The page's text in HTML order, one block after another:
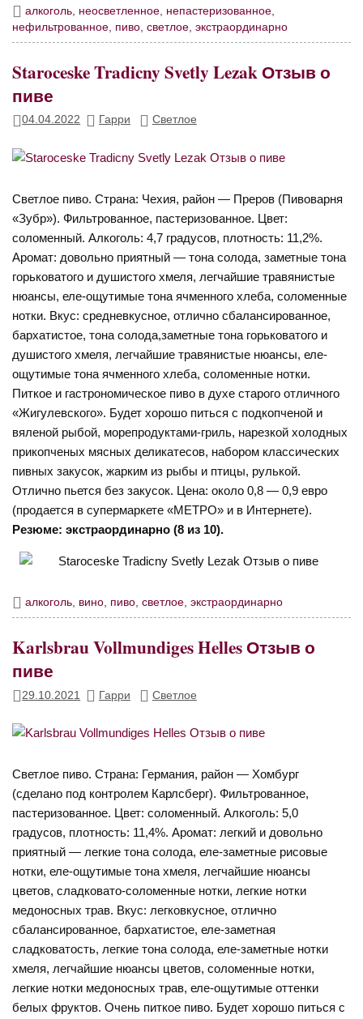
алкоголь неосветленное непастеризованное
нефильтрованное пиво ,светлое ,экстраординарно
Staroceske Tradicny Svetly Lezak Отзыв о
пиве
04.04.2022 Гарри Светлое
Светлое пиво. Страна: Чехия, район — Преров (Пивоварня
«Зубр»). Фильтрованное, пастеризованное. Цвет:
соломенный. Алкоголь: 4,7 градусов, плотность: 11,2%.
Аромат: довольно приятный — тона солода, заметные тона
горьковатого и душистого хмеля, легчайшие травянистые
нюансы, еле-ощутимые тона ячменного хлеба, соломенные
нотки. Вкус: средневкусное, отлично сбалансированное,
бархатистое, тона солода,заметные тона горьковатого и
душистого хмеля, легчайшие травянистые нюансы, еле-
ощутимые тона ячменного хлеба, соломенные нотки.
Питкое и гастрономическое пиво в духе старого отличного
«Жигулевского». Будет хорошо питься с подкопченой и
вяленой рыбой, морепродуктами-гриль, нарезкой холодных
прикопченых мясных деликатесов, набором классических
пивных закусок, жарким из рыбы и птицы, рулькой.
Отлично пьется без закусок. Цена: около 0,8 — 0,9 евро
(продается в супермаркете «МЕТРО» и в Интернете).
Резюме: экстраординарно (8 из 10).
алкоголь вино пиво ,светлое ,экстраординарно
Karlsbrau Vollmundiges Helles Отзыв о
пиве
29.10.2021 Гарри Светлое
Светлое пиво. Страна: Германия, район — Хомбург
(сделано под контролем Карлсберг). Фильтрованное,
пастеризованное. Цвет: соломенный. Алкоголь: 5,0
градусов, плотность: 11,4%. Аромат: легкий и довольно
приятный — легкие тона солода, еле-заметные рисовые
нотки, еле-ощутимые тона хмеля, легчайшие нюансы
цветов, сладковато-соломенные нотки, легкие нотки
медоносных трав. Вкус: легковкусное, отлично
сбалансированное, бархатистое, еле-заметная
сладковатость, легкие тона солода, еле-заметные нотки
хмеля, легчайшие нюансы цветов, соломенные нотки,
легкие нотки медоносных трав, еле-ощутимые оттенки
белых фруктов. Очень питкое пиво. Будет хорошо питься с